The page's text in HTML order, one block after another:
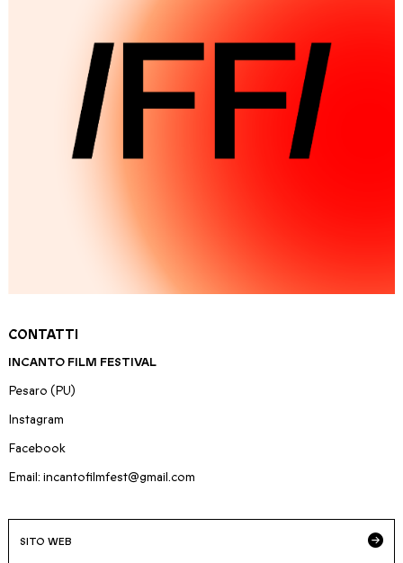
CONTATTI
INCANTO FILM FESTIVAL
Pesaro (PU)
Instagram
Facebook
Email: incantofilmfest@gmail.com
SITO WEB